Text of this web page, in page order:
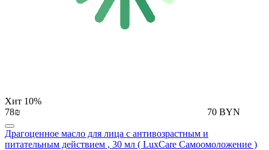
Хит 10%
78₪
70 BYN
Драгоценное масло для лица с антивозрастным и
питательным действием , 30 мл ( LuxCare Самоомоложение )